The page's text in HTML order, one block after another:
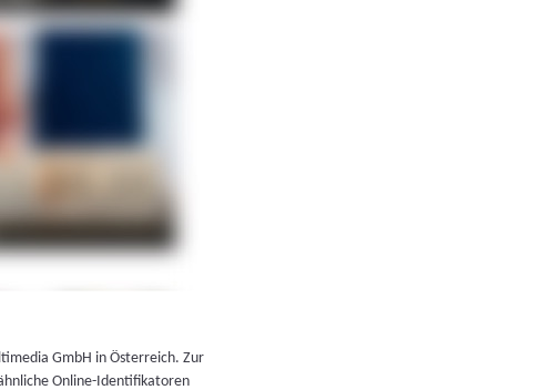
GmbH in Österreich. Zur
Online-Identifikatoren